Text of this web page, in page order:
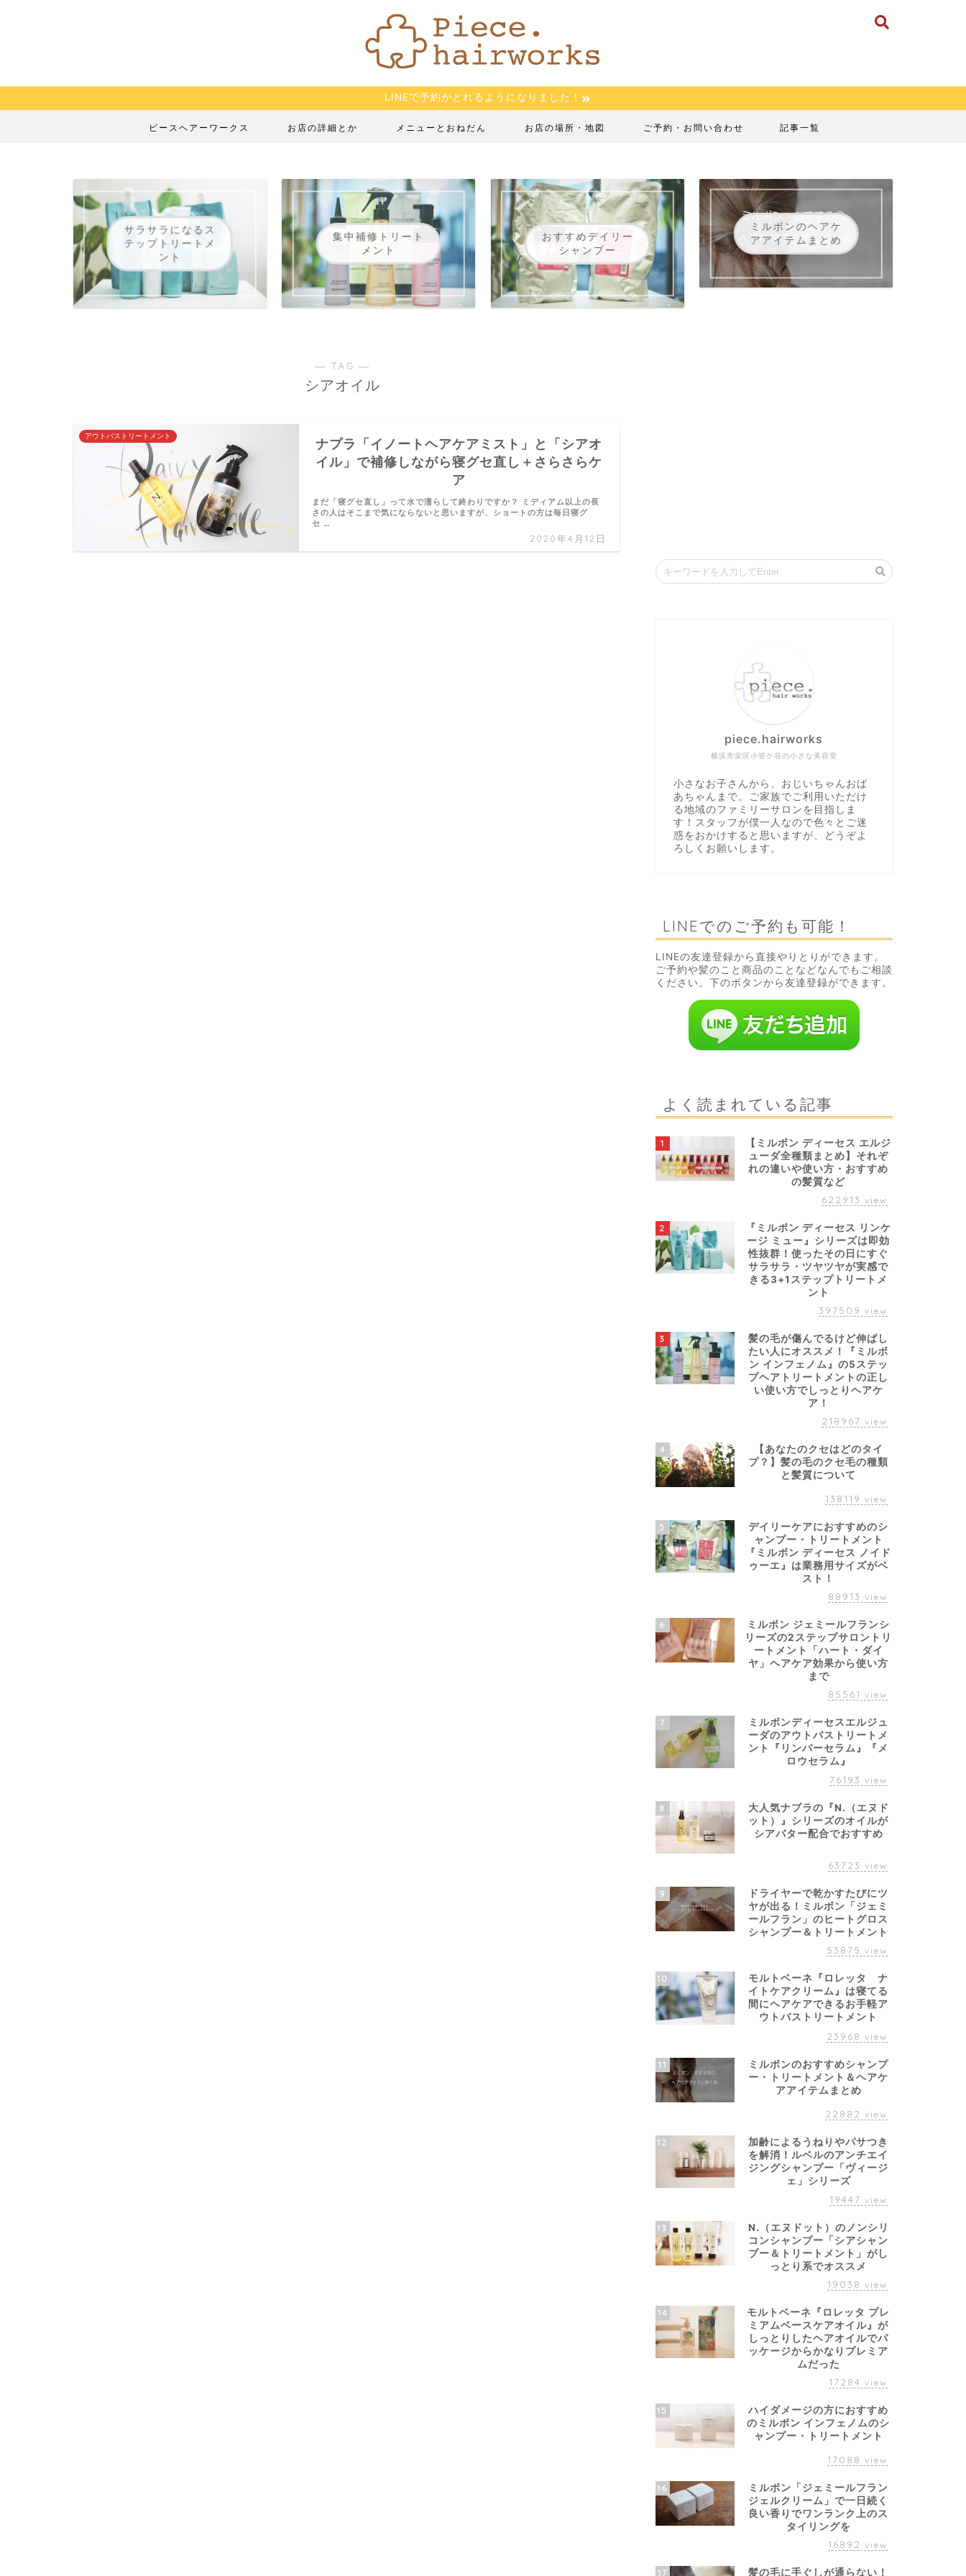
LINEで予約がとれるようになりました！
ピースヘアーワークス お店の詳細とか メニューとおねだん お店の場所・地図 ご予約・お問い合わせ 記事一覧
サラサラになるス
テップトリートメ
ント
集中補修トリート
メント
おすすめデイリー
シャンプー
ミルボンのヘアケ
アアイテムまとめ
― TAG ―
シアオイル
アウトバストリートメント
ナプラ「イノートヘアケアミスト」と「シアオ
イル」で補修しながら寝グセ直し＋さらさらケ
ア
2020年4月12日
まだ「寝グセ直し」って水で濡らして終わりですか？ ミディアム以上の長
さの人はそこまで気にならないと思いますが、ショートの方は毎日寝グ
セ …
横浜市栄区小管ケ谷の小さな美容室
piece.hairworks
小さなお子さんから、おじいちゃんおば
あちゃんまで。ご家族でご利用いただけ
る地域のファミリーサロンを目指しま
す！スタッフが僕一人なので色々とご迷
惑をおかけすると思いますが、どうぞよ
ろしくお願いします。
LINEでのご予約も可能！
LINEの友達登録から直接やりとりができます。
ご予約や髪のこと商品のことなどなんでもご相談
ください。下のボタンから友達登録ができます。
よく読まれている記事
1
【ミルボン ディーセス エルジ
ューダ全種類まとめ】それぞ
れの違いや使い方・おすすめ
の髪質など
622913 view
2
『ミルボン ディーセス リンケ
ージ ミュー』シリーズは即効
性抜群！使ったその日にすぐ
サラサラ・ツヤツヤが実感で
きる3+1ステップトリートメ
ント
397509 view
3
髪の毛が傷んでるけど伸ばし
たい人にオススメ！『ミルボ
ン インフェノム』の5ステッ
プヘアトリートメントの正し
い使い方でしっとりヘアケ
ア！
218967 view
4
【あなたのクセはどのタイ
プ？】髪の毛のクセ毛の種類
と髪質について
138119 view
5
デイリーケアにおすすめのシ
ャンプー・トリートメント
『ミルボン ディーセス ノイド
ゥーエ』は業務用サイズがベ
スト！
88913 view
6
ミルボン ジェミールフランシ
リーズの2ステップサロントリ
ートメント「ハート・ダイ
ヤ」ヘアケア効果から使い方
まで
85561 view
7
ミルボンディーセスエルジュ
ーダのアウトバストリートメ
ント『リンバーセラム』『メ
ロウセラム』
76193 view
8
大人気ナプラの『N.（エヌド
ット）』シリーズのオイルが
シアバター配合でおすすめ
63723 view
9
ドライヤーで乾かすたびにツ
ヤが出る！ミルボン「ジェミ
ールフラン」のヒートグロス
シャンプー＆トリートメント
53875 view
10
モルトベーネ『ロレッタ ナ
イトケアクリーム』は寝てる
間にヘアケアできるお手軽ア
ウトバストリートメント
23968 view
11
ミルボンのおすすめシャンプ
ー・トリートメント＆ヘアケ
アアイテムまとめ
22882 view
12
加齢によるうねりやパサつき
を解消！ルベルのアンチエイ
ジングシャンプー「ヴィージ
ェ」シリーズ
19447 view
13
N.（エヌドット）のノンシリ
コンシャンプー「シアシャン
プー＆トリートメント」がし
っとり系でオススメ
19038 view
14
モルトベーネ『ロレッタ プレ
ミアムベースケアオイル』が
しっとりしたヘアオイルでパ
ッケージからかなりプレミア
ムだった
17284 view
15
ハイダメージの方におすすめ
のミルボン インフェノムのシ
ャンプー・トリートメント
17088 view
16
ミルボン「ジェミールフラン
ジェルクリーム」で一日続く
良い香りでワンランク上のス
タイリングを
16892 view
17 髪の毛に手ぐしが通らない！